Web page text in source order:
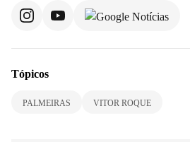
Tópicos
PALMEIRAS VITOR ROQUE